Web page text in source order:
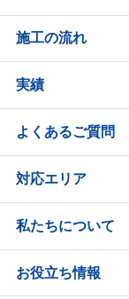
施工の流れ
実績
よくあるご質問
対応エリア
私たちについて
お役立ち情報